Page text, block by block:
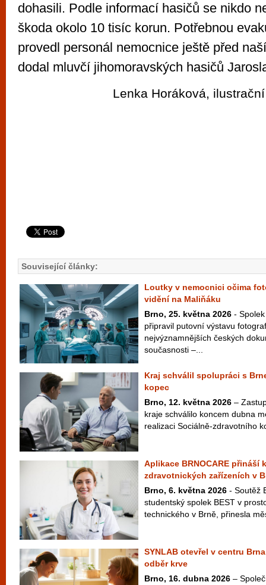
dohasili. Podle informací hasičů se nikdo
škoda okolo 10 tisíc korun. Potřebnou
provedl personál nemocnice ještě před
dodal mluvčí jihomoravských hasičů
Lenka Horáková,
Související články:
Loutky v nemocnici očima
vidění na Maliňáku
Brno, 25. května 2026 -
připravil putovní výstavu
nejvýznamnějších českých
současnosti –...
Kraj schválil spolupráci s
kopec
Brno, 12. května 2026 –
kraje schválilo koncem dubna
realizaci Sociálně-zdravotního
Aplikace BRNOCARE přináší
zdravotnických zařízeních v
Brno, 6. května 2026 - Soutěž
studentský spolek BEST v
technického v Brně, přinesla
SYNLAB otevřel v centru
odběr krve
Brno, 16. dubna 2026 –